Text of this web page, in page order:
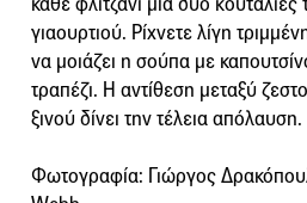
γιαουρτιού. Ρίχνετε λίγη
να μοιάζει η σούπα με
τραπέζι. Η αντίθεση μεταξύ
ξινού δίνει την τέλεια απόλαυση.
Φωτογραφία: Γιώργος